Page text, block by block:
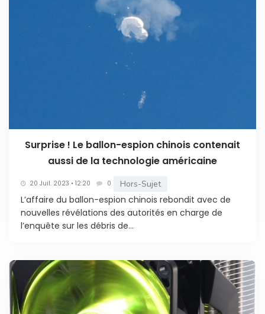
Surprise ! Le ballon-espion chinois contenait
aussi de la technologie américaine
20 Juil. 2023 • 12:20 0 Hors-Sujet
L’affaire du ballon-espion chinois rebondit avec de
nouvelles révélations des autorités en charge de
l’enquête sur les débris de...